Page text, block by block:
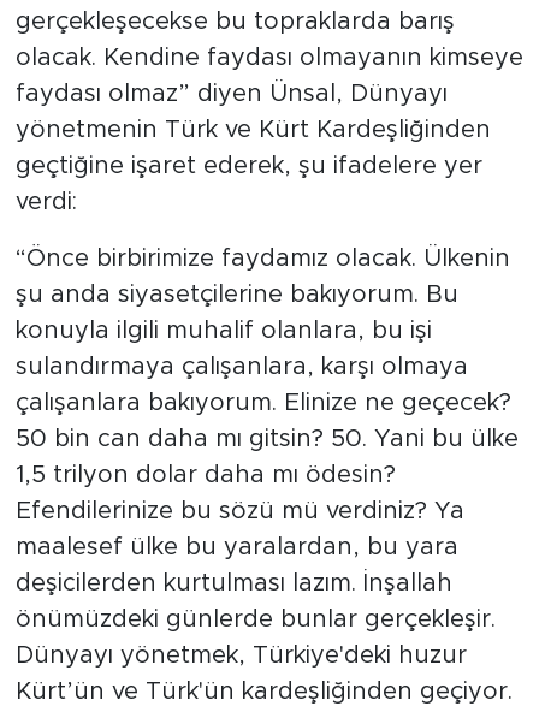
gerçekleşecekse bu topraklarda barış
olacak. Kendine faydası olmayanın kimseye
faydası olmaz” diyen Ünsal, Dünyayı
yönetmenin Türk ve Kürt Kardeşliğinden
geçtiğine işaret ederek, şu ifadelere yer
verdi:
“Önce birbirimize faydamız olacak. Ülkenin
şu anda siyasetçilerine bakıyorum. Bu
konuyla ilgili muhalif olanlara, bu işi
sulandırmaya çalışanlara, karşı olmaya
çalışanlara bakıyorum. Elinize ne geçecek?
50 bin can daha mı gitsin? 50. Yani bu ülke
1,5 trilyon dolar daha mı ödesin?
Efendilerinize bu sözü mü verdiniz? Ya
maalesef ülke bu yaralardan, bu yara
deşicilerden kurtulması lazım. İnşallah
önümüzdeki günlerde bunlar gerçekleşir.
Dünyayı yönetmek, Türkiye'deki huzur
Kürt’ün ve Türk'ün kardeşliğinden geçiyor.